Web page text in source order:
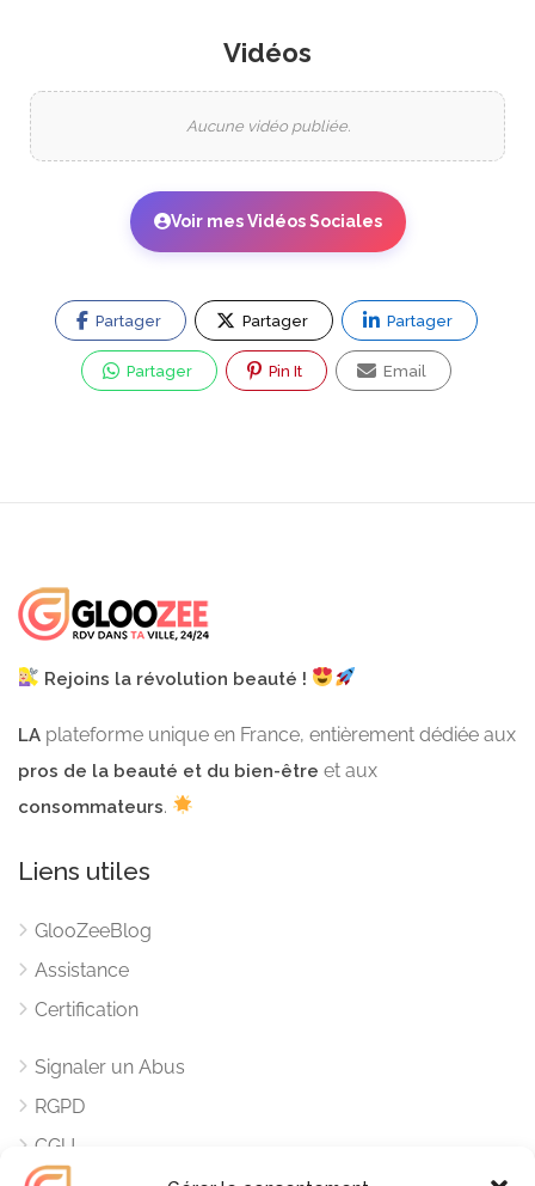
Vidéos
Aucune vidéo publiée.
Voir mes Vidéos Sociales
Partager Partager Partager
Partager Pin It Email
Rejoins la révolution beauté !
LA plateforme unique en France, entièrement dédiée aux
pros de la beauté et du bien-être et aux
consommateurs.
Liens utiles
GlooZeeBlog
Assistance
Certification
Signaler un Abus
RGPD
CGU